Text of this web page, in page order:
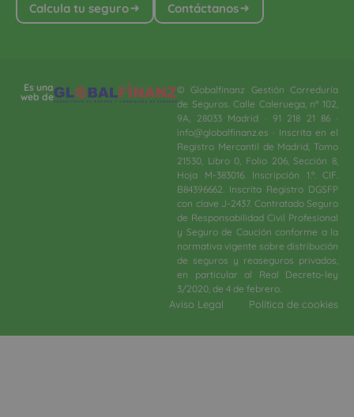
Calcula tu seguro Contáctanos
Es una
web de
© Globalfinanz Gestión Correduría
de Seguros. Calle Caleruega, nº 102,
9A, 28033 Madrid · 91 218 21 86 ·
info@globalfinanz.es · Inscrita en el
Registro Mercantil de Madrid, Tomo
21530, Libro 0, Folio 206, Sección 8,
Hoja M-383016. Inscripción 1.ª. CIF.
B84396662. Inscrita Registro DGSFP
con clave J-2437. Contratado Seguro
de Responsabilidad Civil Profesional
y Seguro de Caución conforme a la
normativa vigente sobre distribución
de seguros y reaseguros privados,
en particular al Real Decreto-ley
3/2020, de 4 de febrero.​
Aviso Legal Política de cookies